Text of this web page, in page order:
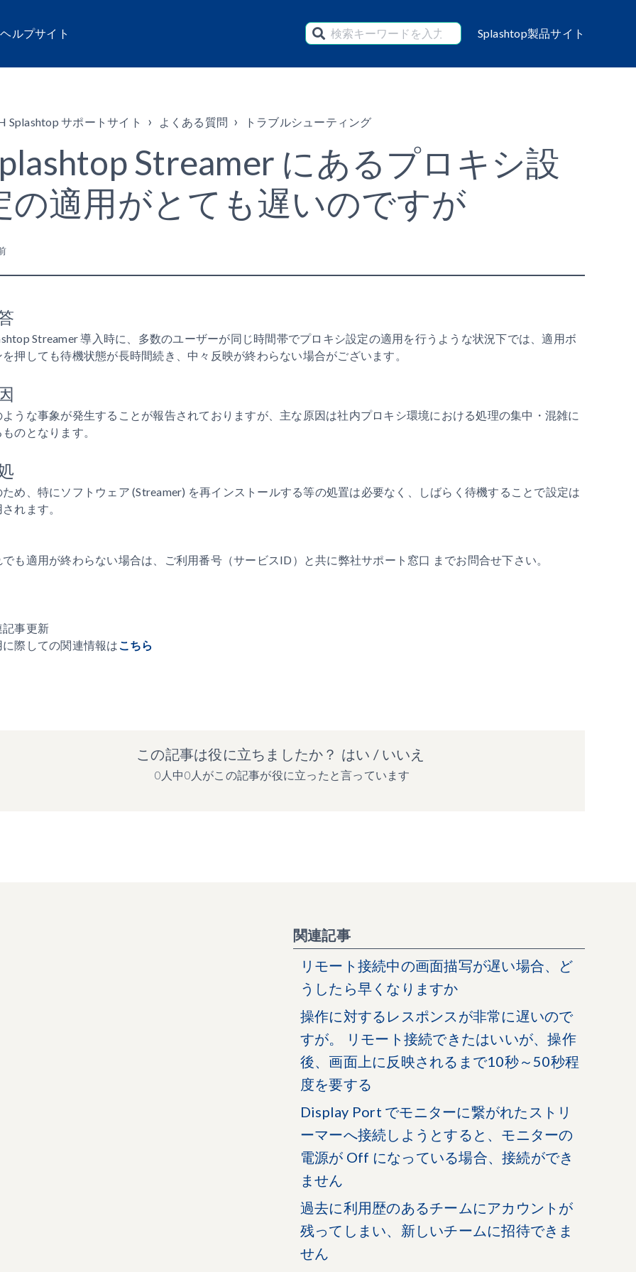
ルプサイト Splashtop製品サイト
Splashtop サポートサイト よくある質問 トラブルシューティング
Streamer にあるプロキシ設
の適用がとても遅いのですが
Streamer 導入時に、多数のユーザーが同じ時間帯でプロキシ設定の適用を行うような状況下では、適用ボ
押しても待機状態が長時間続き、中々反映が終わらない場合がございます。
ような事象が発生することが報告されておりますが、主な原因は社内プロキシ環境における処理の集中・混雑に
のとなります。
ため、特にソフトウェア (Streamer) を再インストールする等の処置は必要なく、しばらく待機することで設定は
れます。
でも適用が終わらない場合は、ご利用番号（サービスID）と共に弊社サポート窓口 までお問合せ下さい。
記事更新
に際しての関連情報は こちら
この記事は役に立ちましたか？ はい / いいえ
0人中0人がこの記事が役に立ったと言っています
関連記事
リモート接続中の画面描写が遅い場合、ど
うしたら早くなりますか
操作に対するレスポンスが非常に遅いので
すが。 リモート接続できたはいいが、操作
後、画面上に反映されるまで10秒～50秒程
度を要する
Display Port でモニターに繋がれたストリ
ーマーへ接続しようとすると、モニターの
電源が Off になっている場合、接続ができ
ません
過去に利用歴のあるチームにアカウントが
残ってしまい、新しいチームに招待できま
せん